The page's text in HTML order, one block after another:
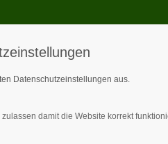
Kurse Galerie Unterricht
Datenschutzeinstellungen aus.
damit die Website korrekt